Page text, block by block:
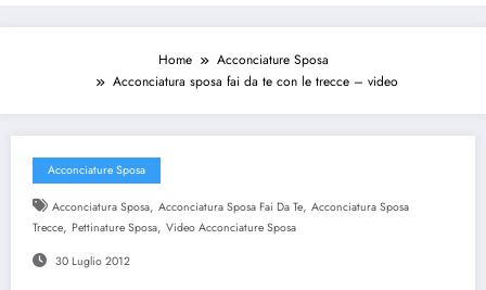
Home
Acconciature Sposa
Acconciatura sposa fai da te con le trecce – video
Acconciature Sposa
Acconciatura Sposa, Acconciatura Sposa Fai Da Te, Acconciatura Sposa
Trecce, Pettinature Sposa, Video Acconciature Sposa
30 Luglio 2012